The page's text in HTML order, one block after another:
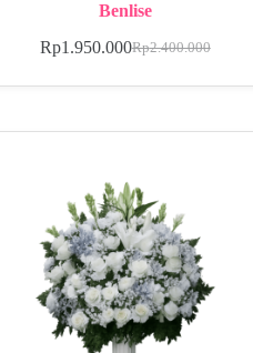
Benlise
Rp2.400.000
Rp1.950.000